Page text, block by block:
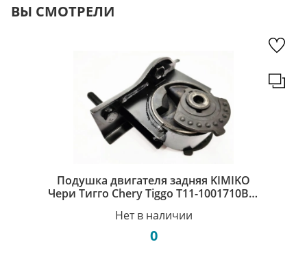
ВЫ СМОТРЕЛИ
Подушка двигателя задняя KIMIKO
Чери Тигго Chery Tiggo T11-1001710BA-
Нет в наличии
0